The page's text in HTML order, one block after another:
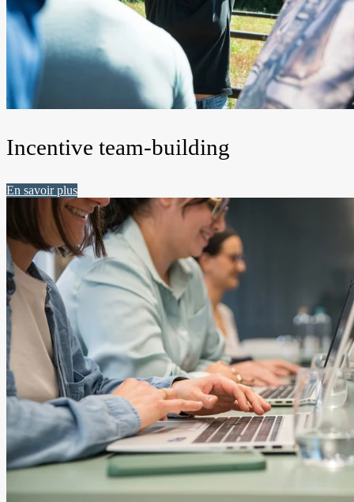
Incentive team-building
En savoir plus